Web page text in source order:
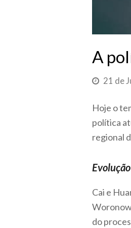
A
21 de
Hoje o
política
regional
Cai e
do